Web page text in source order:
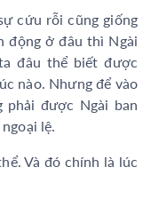
cứu rỗi cũng giống
động ở đâu thì Ngài
đâu thể biết được
nào. Nhưng để vào
phải được Ngài ban
lệ.
Và đó chính là lúc